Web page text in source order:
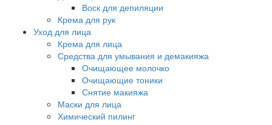
Воск для депиляции
Крема для рук
Уход для лица
Крема для лица
Средства для умывания и демакияжа
Очищающее молочко
Очищающие тоники
Снятие макияжа
Маски для лица
Химический пилинг